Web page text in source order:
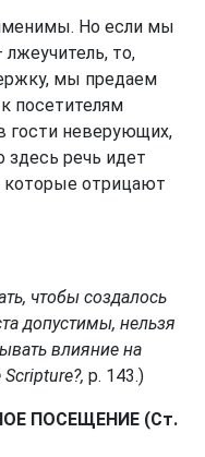
Но если мы
то,
мы предаем
посетителям
гости неверующих,
здесь речь идет
которые отрицают
чтобы создалось
допустимы, нельзя
влияние на
p. 143.)
ПОСЕЩЕНИЕ (Ст.